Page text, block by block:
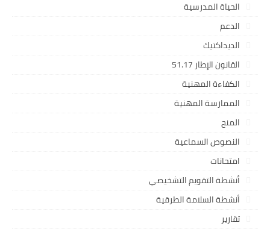
الحياة المدرسية
الدعم
الديداكتيك
القانون الإطار 51.17
الكفاءة المهنية
الممارسة المهنية
المنح
النصوص السماعية
امتحانات
أنشطة التقويم التشخيصي
أنشطة السلامة الطرقية
تقارير